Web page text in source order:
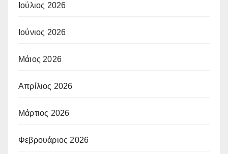
Ιούλιος 2026
Ιούνιος 2026
Μάιος 2026
Απρίλιος 2026
Μάρτιος 2026
Φεβρουάριος 2026